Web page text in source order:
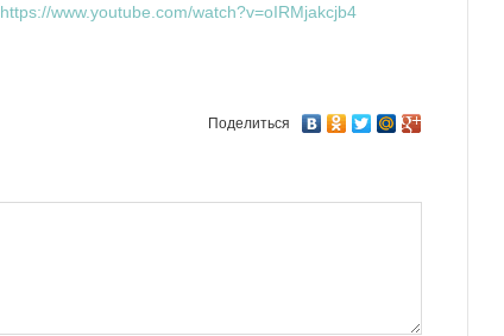
https://www.youtube.com/watch?v=oIRMjakcjb4
Поделиться